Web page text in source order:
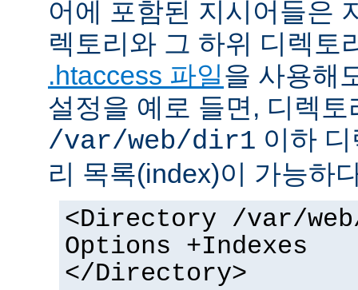
어에 포함된 지시어들은
렉토리와 그 하위 디렉토
.htaccess 파일을 사용해
설정을 예로 들면, 디렉
/var/web/dir1 이하
리 목록(index)이 가능하
<Directory /var/
Options +Indexes
</Directory>